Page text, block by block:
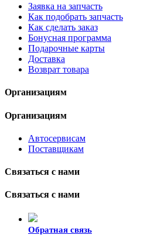
Заявка на запчасть
Как подобрать запчасть
Как сделать заказ
Бонусная программа
Подарочные карты
Доставка
Возврат товара
Организациям
Организациям
Автосервисам
Поставщикам
Связаться с нами
Связаться с нами
Обратная связь